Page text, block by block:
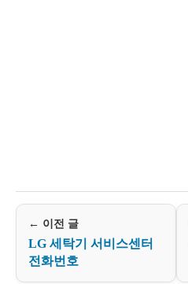
← 이전 글
LG 세탁기 서비스센터
전화번호